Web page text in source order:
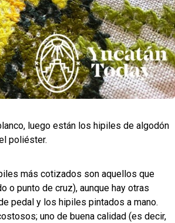
luego están los hipiles de algodón
poliéster.
más cotizados son aquellos que
o punto de cruz), aunque hay otras
pedal y los hipiles pintados a mano.
uno de buena calidad (es decir,